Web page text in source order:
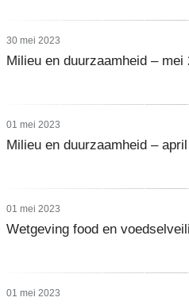
30 mei 2023
Milieu en duurzaamheid – mei
01 mei 2023
Milieu en duurzaamheid –
01 mei 2023
Wetgeving food en
01 mei 2023